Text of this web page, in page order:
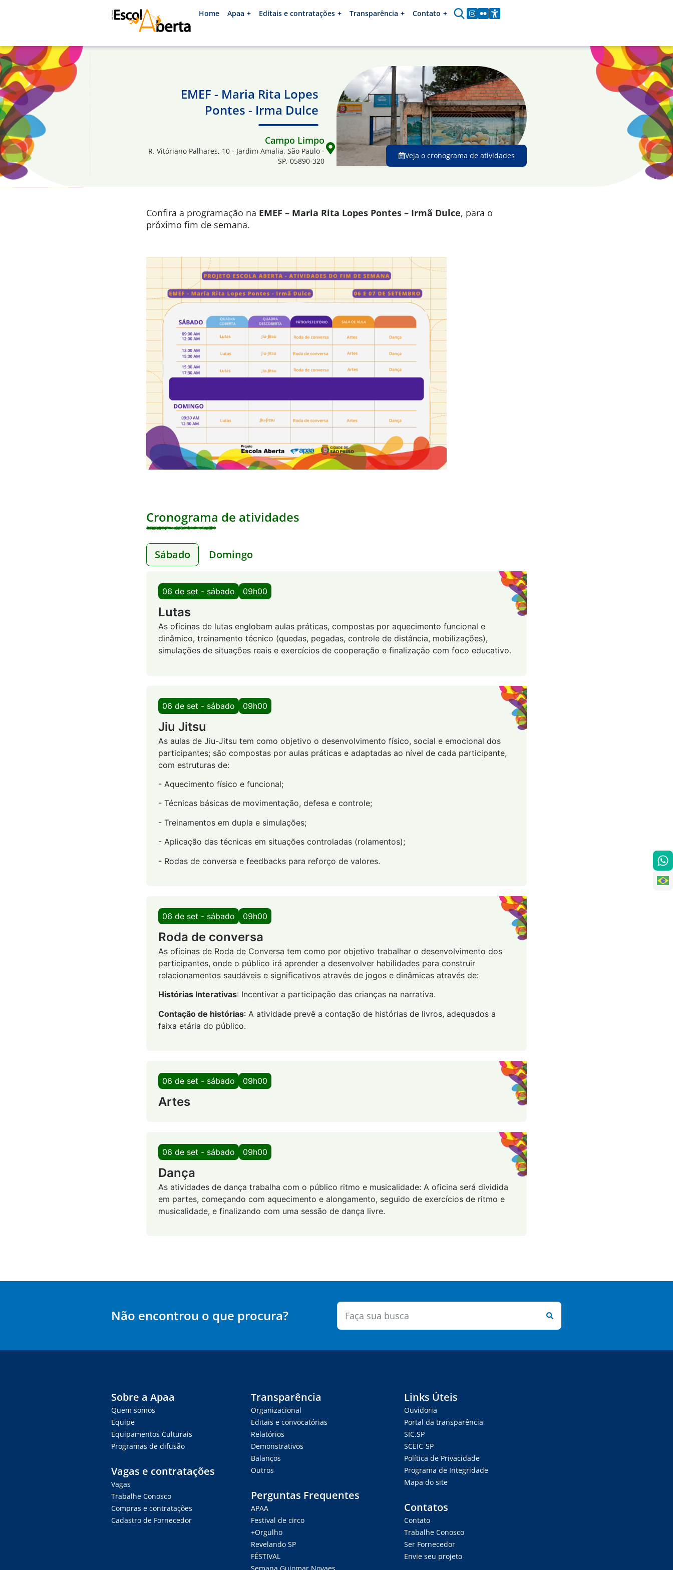
Home Apaa Editais e contratações Transparência Contato
EMEF - Maria Rita Lopes
Pontes - Irma Dulce
Campo Limpo
R. Vitóriano Palhares, 10 - Jardim Amalia, São Paulo -
SP, 05890-320
Veja o cronograma de atividades
Confira a programação na EMEF – Maria Rita Lopes Pontes – Irmã Dulce, para o
próximo fim de semana.
Cronograma de atividades
Sábado Domingo
06 de set - sábado 09h00
Lutas
As oficinas de lutas englobam aulas práticas, compostas por aquecimento funcional e
dinâmico, treinamento técnico (quedas, pegadas, controle de distância, mobilizações),
simulações de situações reais e exercícios de cooperação e finalização com foco educativo.
06 de set - sábado 09h00
Jiu Jitsu
As aulas de Jiu-Jitsu tem como objetivo o desenvolvimento físico, social e emocional dos
participantes; são compostas por aulas práticas e adaptadas ao nível de cada participante,
com estruturas de:
- Aquecimento físico e funcional;
- Técnicas básicas de movimentação, defesa e controle;
- Treinamentos em dupla e simulações;
- Aplicação das técnicas em situações controladas (rolamentos);
- Rodas de conversa e feedbacks para reforço de valores.
06 de set - sábado 09h00
Roda de conversa
As oficinas de Roda de Conversa tem como por objetivo trabalhar o desenvolvimento dos
participantes, onde o público irá aprender a desenvolver habilidades para construir
relacionamentos saudáveis e significativos através de jogos e dinâmicas através de:
Histórias Interativas: Incentivar a participação das crianças na narrativa.
Contação de histórias: A atividade prevê a contação de histórias de livros, adequados a
faixa etária do público.
06 de set - sábado 09h00
Artes
06 de set - sábado 09h00
Dança
As atividades de dança trabalha com o público ritmo e musicalidade: A oficina será dividida
em partes, começando com aquecimento e alongamento, seguido de exercícios de ritmo e
musicalidade, e finalizando com uma sessão de dança livre.
Não encontrou o que procura?
Sobre a Apaa
Quem somos
Equipe
Equipamentos Culturais
Programas de difusão
Vagas e contratações
Vagas
Trabalhe Conosco
Compras e contratações
Cadastro de Fornecedor
Transparência
Organizacional
Editais e convocatórias
Relatórios
Demonstrativos
Balanços
Outros
Perguntas Frequentes
APAA
Festival de circo
+Orgulho
Revelando SP
FÉSTIVAL
Links Úteis
Ouvidoria
Portal da transparência
SIC.SP
SCEIC-SP
Política de Privacidade
Programa de Integridade
Mapa do site
Contatos
Contato
Trabalhe Conosco
Ser Fornecedor
Envie seu projeto